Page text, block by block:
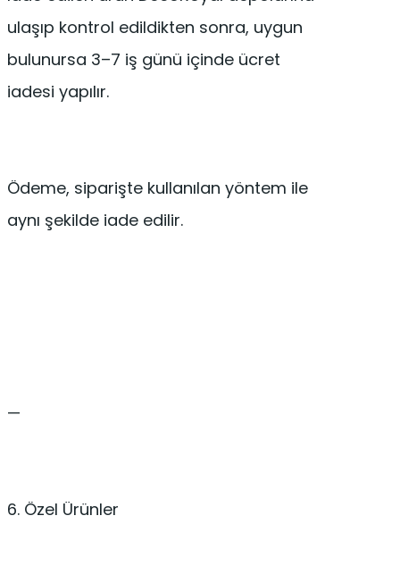
ulaşıp kontrol edildikten sonra, uygun
bulunursa 3–7 iş günü içinde ücret
iadesi yapılır.
Ödeme, siparişte kullanılan yöntem ile
aynı şekilde iade edilir.
—
6. Özel Ürünler